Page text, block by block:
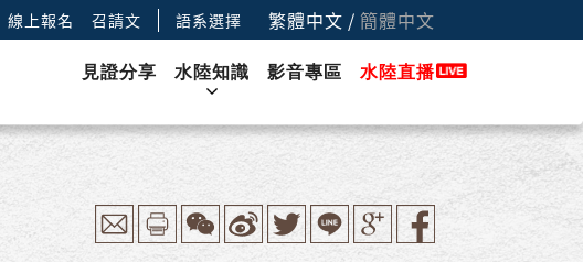
線上報名 召請文 語系選擇 繁體中文 / 簡體中文
見證分享 水陸知識 影音專區 水陸直播